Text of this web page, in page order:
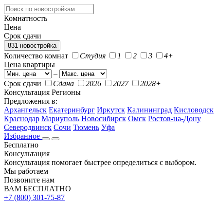
Комнатность
Цена
Срок сдачи
831 новостройка
Количество комнат Студия 1 2 3
4+
Цена квартиры
–
Срок сдачи
Сдана 2026 2027
2028+
Консультация Регионы
Предложения в:
Архангельск Екатеринбург Иркутск Калининград Кисловодск
Краснодар Мариуполь Новосибирск Омск Ростов-на-Дону
Северодвинск Сочи Тюмень Уфа
Избранное
Бесплатно
Консультация
Консультация помогает быстрее определиться с выбором.
Мы работаем
Позвоните нам
ВАМ БЕСПЛАТНО
+7 (800) 301-75-87